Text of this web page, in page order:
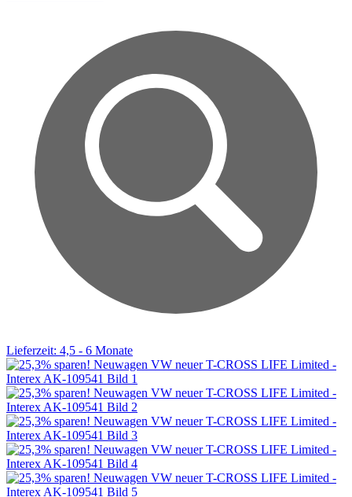
Lieferzeit: 4,5 - 6 Monate